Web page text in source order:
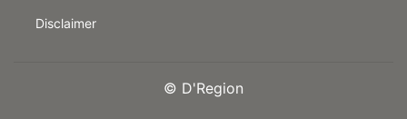
Disclaimer
© D'Region